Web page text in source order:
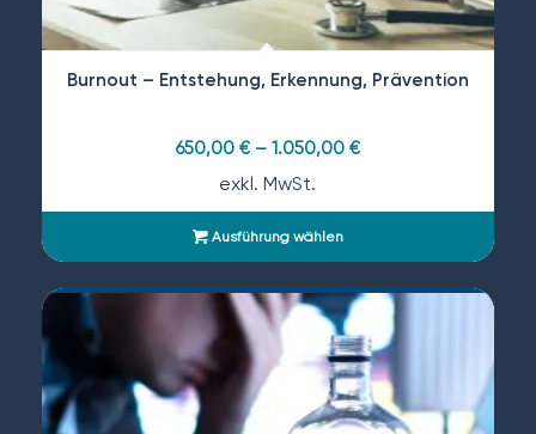
Burnout – Entstehung, Erkennung, Prävention
650,00 €– 1.050,00 €
exkl. MwSt.
Ausführung wählen